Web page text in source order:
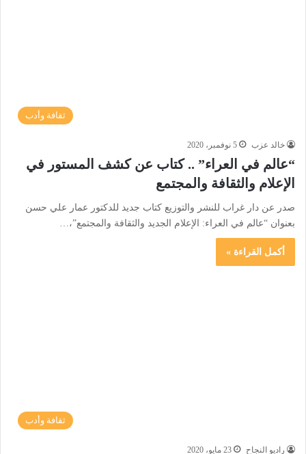
ثقافة وأدب
خالد عزب 5 نوفمبر، 2020
“عالم في العراء” .. كتاب عن كشف المستور في
الإعلام والثقافة والمجتمع
صدر عن دار غراب للنشر والتوزيع كتاب جديد للدكتور عمار علي حسن
بعنوان “عالم في العراء: الإعلام الجديد والثقافة والمجتمع”،…
أكمل القراءة »
ثقافة وأدب
راديو النجاح 23 مايو، 2020